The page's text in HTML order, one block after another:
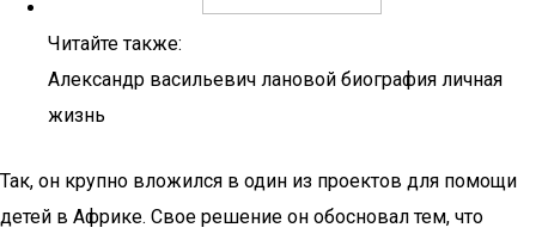
Читайте также:
Александр васильевич лановой биография личная
жизнь
Так, он крупно вложился в один из проектов для помощи
детей в Африке. Свое решение он обосновал тем, что